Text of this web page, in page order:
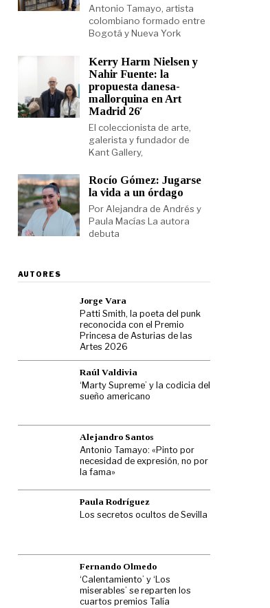
Antonio Tamayo, artista
colombiano formado entre
Bogotá y Nueva York
Kerry Harm Nielsen y
Nahir Fuente: la
propuesta danesa-
mallorquina en Art
Madrid 26′
El coleccionista de arte,
galerista y fundador de
Kant Gallery,
Rocío Gómez: Jugarse
la vida a un órdago
Por Alejandra de Andrés y
Paula Macías La autora
debuta
AUTORES
Jorge Vara
Patti Smith, la poeta del punk
reconocida con el Premio
Princesa de Asturias de las
Artes 2026
Raúl Valdivia
‘Marty Supreme’ y la codicia del
sueño americano
Alejandro Santos
Antonio Tamayo: «Pinto por
necesidad de expresión, no por
la fama»
Paula Rodríguez
Los secretos ocultos de Sevilla
Fernando Olmedo
‘Calentamiento’ y ‘Los
miserables’ se reparten los
cuartos premios Talía